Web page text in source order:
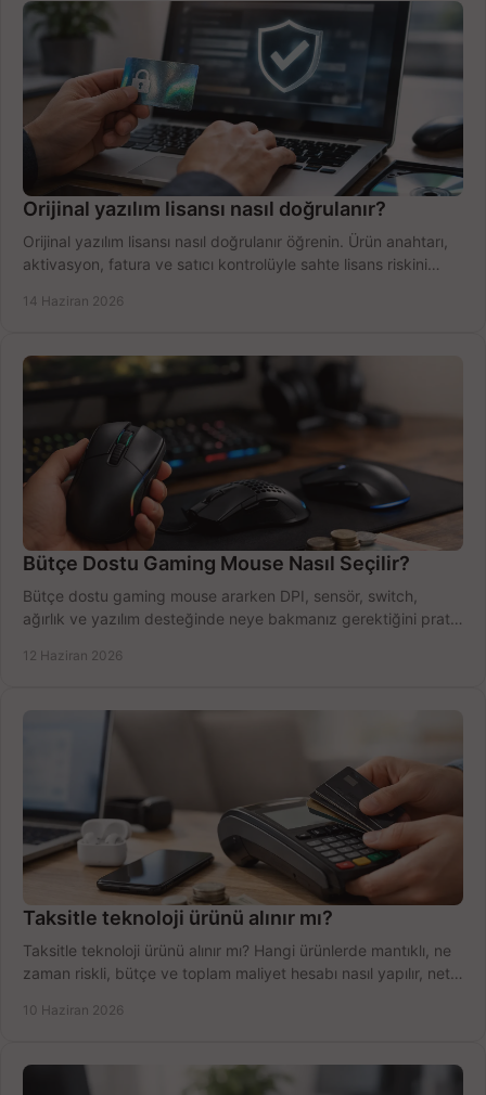
Orijinal yazılım lisansı nasıl doğrulanır?
Orijinal yazılım lisansı nasıl doğrulanır öğrenin. Ürün anahtarı,
aktivasyon, fatura ve satıcı kontrolüyle sahte lisans riskini
14 Haziran 2026
Bütçe Dostu Gaming Mouse Nasıl Seçilir?
Bütçe dostu gaming mouse ararken DPI, sensör, switch,
ağırlık ve yazılım desteğinde neye bakmanız gerektiğini pratik
12 Haziran 2026
Taksitle teknoloji ürünü alınır mı?
Taksitle teknoloji ürünü alınır mı? Hangi ürünlerde mantıklı, ne
zaman riskli, bütçe ve toplam maliyet hesabı nasıl yapılır, net
10 Haziran 2026